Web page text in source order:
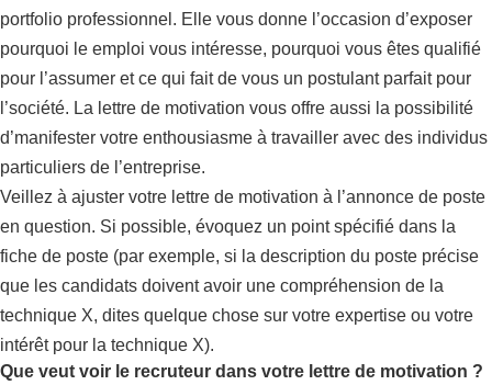
portfolio professionnel. Elle vous donne l’occasion d’exposer
pourquoi le emploi vous intéresse, pourquoi vous êtes qualifié
pour l’assumer et ce qui fait de vous un postulant parfait pour
l’société. La lettre de motivation vous offre aussi la possibilité
d’manifester votre enthousiasme à travailler avec des individus
particuliers de l’entreprise.
Veillez à ajuster votre lettre de motivation à l’annonce de poste
en question. Si possible, évoquez un point spécifié dans la
fiche de poste (par exemple, si la description du poste précise
que les candidats doivent avoir une compréhension de la
technique X, dites quelque chose sur votre expertise ou votre
intérêt pour la technique X).
Que veut voir le recruteur dans votre lettre de motivation ?